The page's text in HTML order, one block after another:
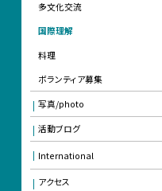
多文化交流
国際理解
料理
ボランティア募集
写真/photo
活動ブログ
International
アクセス